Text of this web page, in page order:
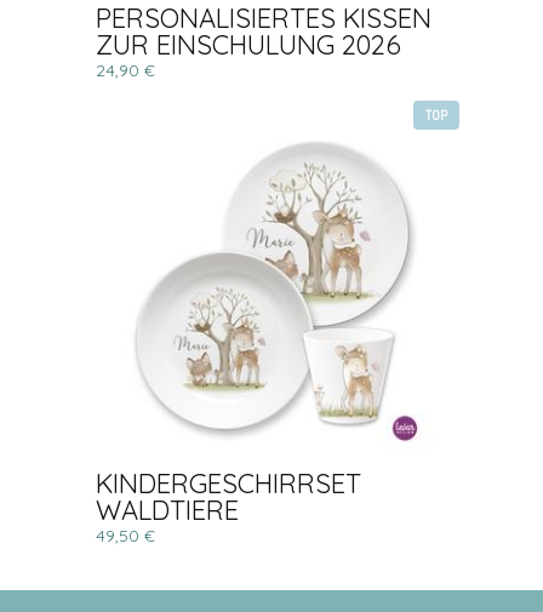
PERSONALISIERTES KISSEN
ZUR EINSCHULUNG 2026
24,90 €
TOP
KINDERGESCHIRRSET
WALDTIERE
49,50 €